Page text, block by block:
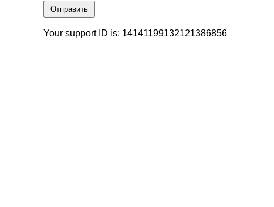
Отправить
Your support ID is: 14141199132121386856